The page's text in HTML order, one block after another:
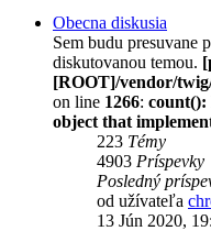
Obecna diskusia
Sem budu presuvane
diskutovanou temou.
[ROOT]/vendor/
on line 1266: count():
object that
223 Témy
4903 Príspevky
Posledný
od užívateľa
13 Jún 2020,